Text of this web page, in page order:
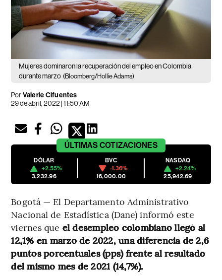
Mujeres dominaron la recuperación del empleo en Colombia
durante marzo (Bloomberg/Hollie Adams)
PorValerie Cifuentes
29 de abril, 2022 | 11:50 AM
ÚLTIMAS COTIZACIONES
DÓLAR
+2.55%
3,232.96
BVC
-1.36%
16,000.00
NASDAQ
+2.24%
25,942.69
Bogotá — El Departamento Administrativo
Nacional de Estadística (Dane) informó este
viernes que el desempleo colombiano llegó al
12,1% en marzo de 2022, una diferencia de 2,6
puntos porcentuales (pps) frente al resultado
del mismo mes de 2021 (14,7%).